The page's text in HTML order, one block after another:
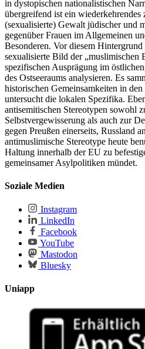
in dystopischen nationalistischen
übergreifend ist ein wiederkehrendes
(sexualisierte) Gewalt jüdischer und
gegenüber Frauen im Allgemeinen
Besonderen. Vor diesem
sexualisierte Bild der „muslimischen
spezifischen Ausprägung im
des Ostseeraums analysieren. Es
historischen Gemeinsamkeiten in
untersucht die lokalen Spezifika.
antisemitischen Stereotypen sowohl
Selbstvergewisserung als auch zur
gegen Preußen einerseits, Russland
antimuslimische Stereotype heute
Haltung innerhalb der EU zu
gemeinsamer Asylpolitiken mündet.
Soziale Medien
Instagram
LinkedIn
Facebook
YouTube
Mastodon
Bluesky
Uniapp